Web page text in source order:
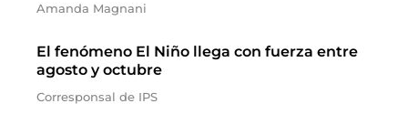
Amanda Magnani
El fenómeno El Niño llega con fuerza entre
agosto y octubre
Corresponsal de IPS